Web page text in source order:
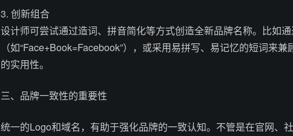
3. 创新组合
设计师可尝试通过造词、拼音简化等方式创造全新品牌名称。比如
（如“Face+Book=Facebook”），或采用易拼写、易记忆的短词来
的实用性。
三、品牌一致性的重要性
统一的Logo和域名，有助于强化品牌的一致认知。不管是在官网、